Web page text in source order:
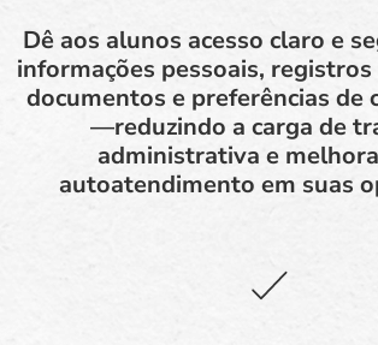
Dê aos alunos acesso claro e
informações pessoais,
documentos e preferências de
—reduzindo a carga de
administrativa e
autoatendimento em suas